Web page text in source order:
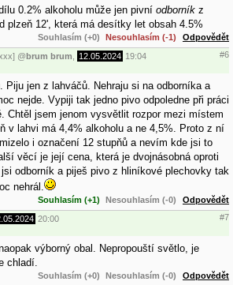
0.2% alkoholu může jen pivní odborník z
plzeň 12', která má desítky let obsah 4.5%
Souhlasím (+0) Nesouhlasím (-1) Odpovědět
@brum brum 12.05.2024 19:04 #6
Piju jen z lahváčů. Nehraju si na odborníka a
nejde. Vypiji tak jedno pivo odpoledne při práci
Chtěl jsem jenom vysvětlit rozpor mezi místem
v lahvi má 4,4% alkoholu a ne 4,5%. Proto z ní
i označení 12 stupňů a nevím kde jsi to
věcí je její cena, která je dvojnásobná oproti
odborník a piješ pivo z hliníkové plechovky tak
nehrál.
Souhlasím (+1) Nesouhlasím (-0) Odpovědět
20:00 #7
výborný obal. Nepropouští světlo, je
chladí.
Souhlasím (+0) Nesouhlasím (-0) Odpovědět